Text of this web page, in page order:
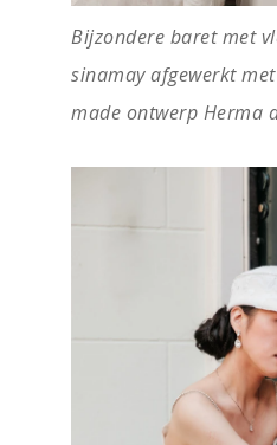
Bijzondere baret met
sinamay afgewerkt
made ontwerp Herma